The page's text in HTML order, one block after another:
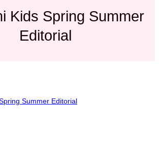
Kids Spring Summer
Editorial